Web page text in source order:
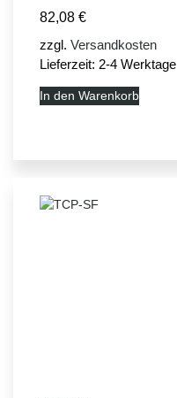
82,08 €
zzgl. Versandkosten
Lieferzeit: 2-4 Werktage
In den Warenkorb